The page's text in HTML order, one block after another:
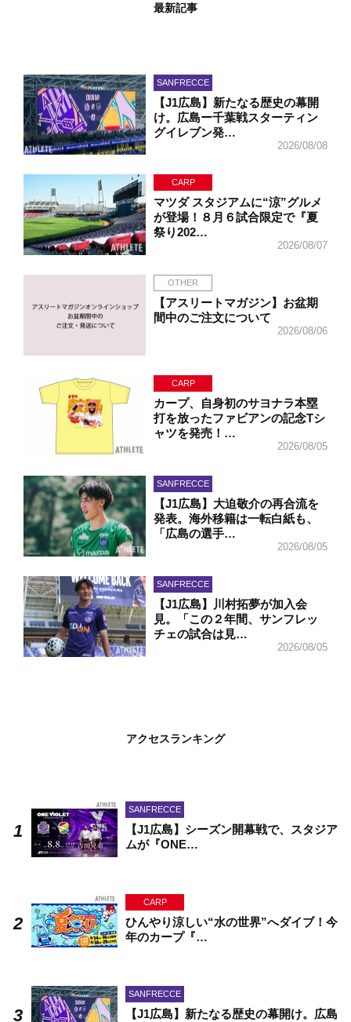
最新記事
SANFRECCE
【J1広島】新たなる歴史の幕開
け。広島ー千葉戦スターティン
グイレブン発…
2026/08/08
CARP
マツダ スタジアムに“涼”グルメ
が登場！８月６試合限定で『夏
祭り202…
2026/08/07
OTHER
【アスリートマガジン】お盆期
間中のご注文について
2026/08/06
CARP
カープ、自身初のサヨナラ本塁
打を放ったファビアンの記念Tシ
ャツを発売！…
2026/08/05
SANFRECCE
【J1広島】大迫敬介の再合流を
発表。海外移籍は一転白紙も、
「広島の選手…
2026/08/05
SANFRECCE
【J1広島】川村拓夢が加入会
見。「この２年間、サンフレッ
チェの試合は見…
2026/08/05
アクセスランキング
SANFRECCE
【J1広島】シーズン開幕戦で、スタジア
ムが『ONE…
CARP
ひんやり涼しい“水の世界”へダイブ！今
年のカープ『…
SANFRECCE
【J1広島】新たなる歴史の幕開け。広島